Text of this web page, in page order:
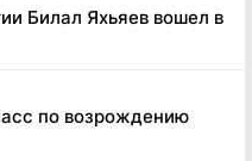
Билал Яхьяев вошел в
по возрождению